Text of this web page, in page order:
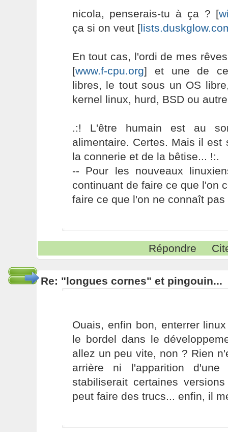
nicola, penserais-tu à ça ? [
ça si on veut [
En tout cas, l'ordi de mes
[www.f-cpu.org] et une de
libres, le tout sous un OS
kernel linux, hurd, BSD ou
.:! L'être humain est au
alimentaire. Certes. Mais il est
la connerie et de la bêtise... !:.
-- Pour les nouveaux
continuant de faire ce que l'on
faire ce que l'on ne connaît pas
Répondre
Re: "longues cornes" et pingouin...
Ouais, enfin bon, enterrer
le bordel dans le
allez un peu vite, non ? Rien
arrière ni l'apparition d'une
stabiliserait certaines
peut faire des trucs... enfin, il